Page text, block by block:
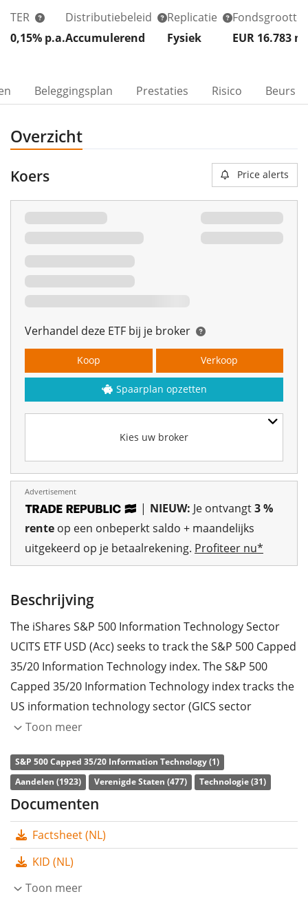
TER
0,15% p.a.
Distributiebeleid
Accumulerend
Replicatie
Fysiek
Fondsgrootte
EUR 16.783 m
Beleggingsplan Prestaties Risico Beurs
Overzicht
Koers Price alerts
Verhandel deze ETF bij je broker
Kies uw broker
Koop Verkoop
Spaarplan opzetten
Advertisement
| NIEUW: Je ontvangt3 %
rente op een onbeperkt saldo + maandelijks
uitgekeerd op je betaalrekening. Profiteer nu*
Beschrijving
The iShares S&P 500 Information Technology Sector
UCITS ETF USD (Acc) seeks to track the S&P 500 Capped
35/20 Information Technology index. The S&P 500
Capped 35/20 Information Technology index tracks the
US information technology sector (GICS sector
classification). The weight of the largest company in the
companies to 20%.
The ETF's TER
Sector UCITS ETF USD (Acc) is the only ETF that tracks
the S&P 500 Capped 35/20 Information Technology
underlying index by
Toon meer
S&P 500 Capped 35/20 Information Technology (1)
Aandelen (1923)
Verenigde Staten (477) Technologie (31)
Documenten
Factsheet (NL)
KID (NL)
Toon meer